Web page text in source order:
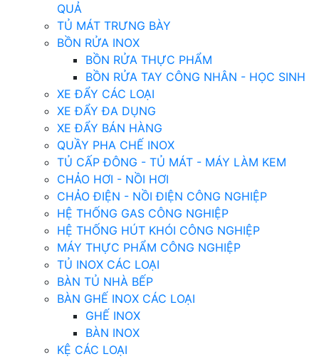
QUẢ
TỦ MÁT TRƯNG BÀY
BỒN RỬA INOX
BỒN RỬA THỰC PHẨM
BỒN RỬA TAY CÔNG NHÂN - HỌC SINH
XE ĐẨY CÁC LOẠI
XE ĐẨY ĐA DỤNG
XE ĐẨY BÁN HÀNG
QUẦY PHA CHẾ INOX
TỦ CẤP ĐÔNG - TỦ MÁT - MÁY LÀM KEM
CHẢO HƠI - NỒI HƠI
CHẢO ĐIỆN - NỒI ĐIỆN CÔNG NGHIỆP
HỆ THỐNG GAS CÔNG NGHIỆP
HỆ THỐNG HÚT KHÓI CÔNG NGHIỆP
MÁY THỰC PHẨM CÔNG NGHIỆP
TỦ INOX CÁC LOẠI
BÀN TỦ NHÀ BẾP
BÀN GHẾ INOX CÁC LOẠI
GHẾ INOX
BÀN INOX
KỆ CÁC LOẠI